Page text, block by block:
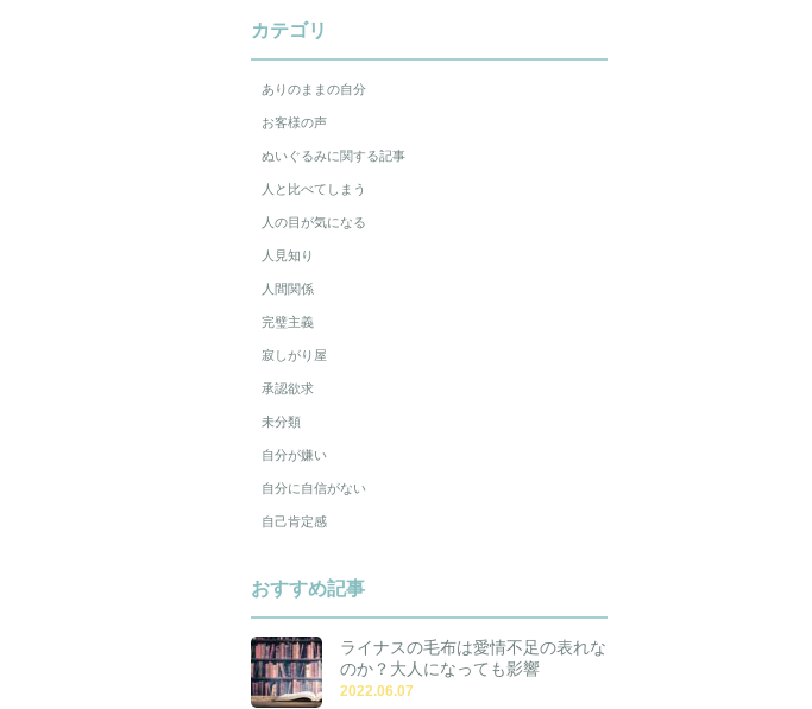
カテゴリ
ありのままの自分
お客様の声
ぬいぐるみに関する記事
人と比べてしまう
人の目が気になる
人見知り
人間関係
完璧主義
寂しがり屋
承認欲求
未分類
自分が嫌い
自分に自信がない
自己肯定感
おすすめ記事
ライナスの毛布は愛情不足の表れな
のか？大人になっても影響
2022.06.07